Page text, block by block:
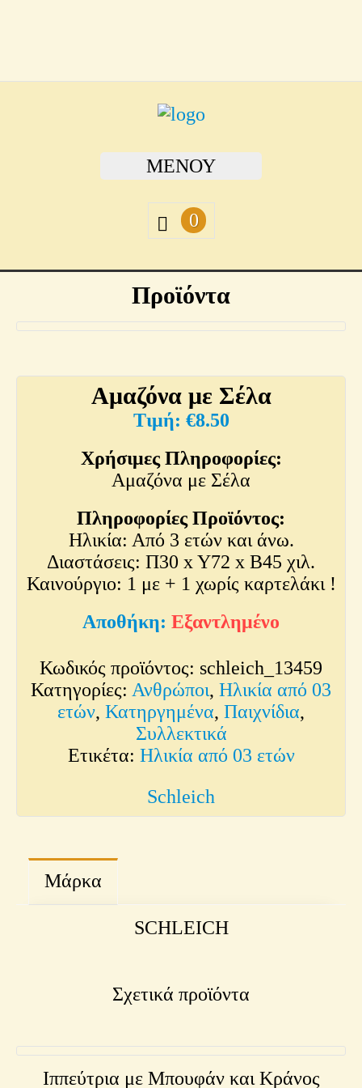
ΜΕΝΟΎ
0
Προϊόντα
Αμαζόνα με Σέλα
€8.50
Χρήσιμες Πληροφορίες:
Αμαζόνα με Σέλα
Πληροφορίες Προϊόντος:
Ηλικία: Από 3 ετών και άνω.
Διαστάσεις: Π30 x Y72 x Β45 χιλ.
Καινούργιο: 1 με + 1 χωρίς καρτελάκι !
Εξαντλημένο
Κωδικός προϊόντος: schleich_13459
Κατηγορίες: Ανθρώποι, Ηλικία από 03
ετών, Κατηργημένα, Παιχνίδια,
Συλλεκτικά
Ετικέτα: Ηλικία από 03 ετών
Schleich
Μάρκα
SCHLEICH
Σχετικά προϊόντα
Ιππεύτρια με Μπουφάν και Κράνος